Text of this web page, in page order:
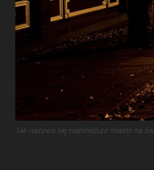
Jak nazywa się najmniejsze miasto na